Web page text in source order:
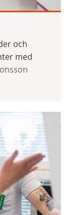
och
med